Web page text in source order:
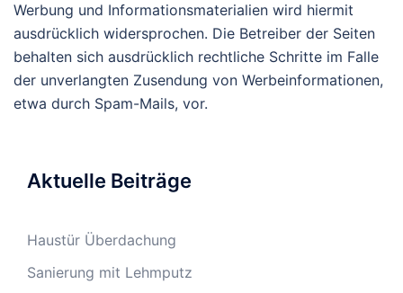
Werbung und Informationsmaterialien wird hiermit
ausdrücklich widersprochen. Die Betreiber der Seiten
behalten sich ausdrücklich rechtliche Schritte im Falle
der unverlangten Zusendung von Werbeinformationen,
etwa durch Spam-Mails, vor.
Aktuelle Beiträge
Haustür Überdachung
Sanierung mit Lehmputz